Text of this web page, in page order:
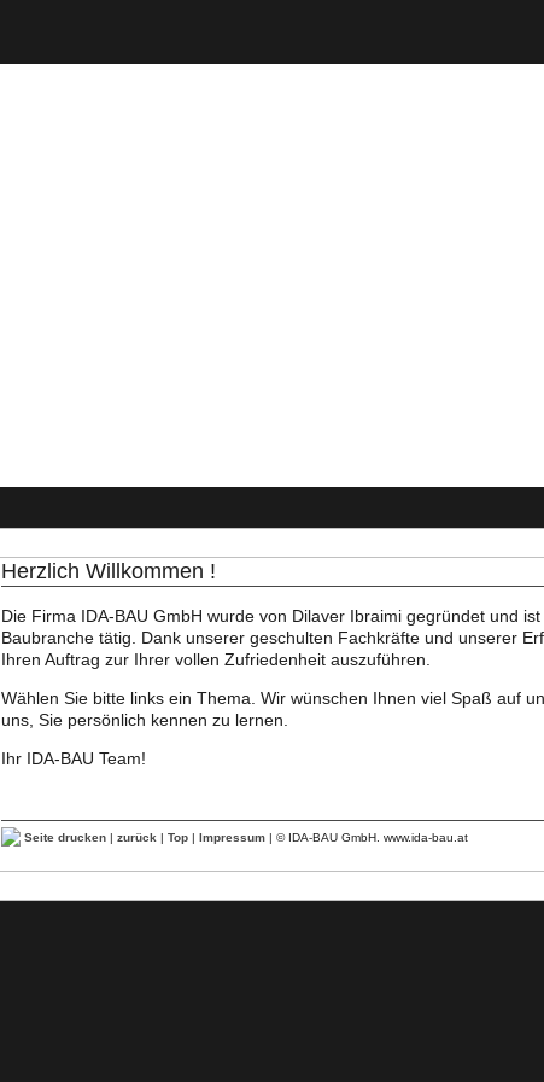
Herzlich Willkommen !
Die Firma IDA-BAU GmbH wurde von Dilaver Ibraimi gegründet und
Baubranche tätig. Dank unserer geschulten Fachkräfte und unserer
Ihren Auftrag zur Ihrer vollen Zufriedenheit auszuführen.
Wählen Sie bitte links ein Thema. Wir wünschen Ihnen viel Spaß auf
uns, Sie persönlich kennen zu lernen.
Ihr IDA-BAU Team!
Seite drucken| zurück | Top| Impressum| © IDA-BAU GmbH. www.ida-bau.at